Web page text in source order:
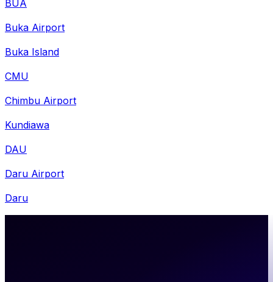
BUA
Buka Airport
Buka Island
CMU
Chimbu Airport
Kundiawa
DAU
Daru Airport
Daru